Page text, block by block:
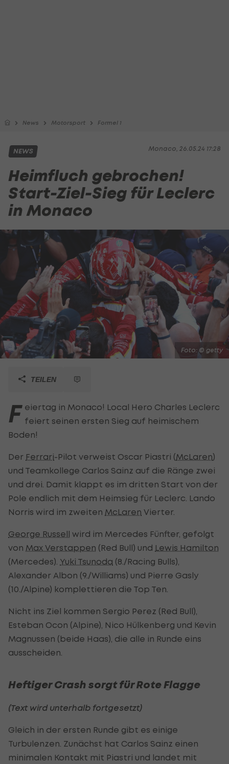
News Motorsport Formel 1
Monaco, 26.05.24 17:28
NEWS
Heimfluch gebrochen!
Start-Ziel-Sieg für Leclerc
in Monaco
Foto: © getty
TEILEN
F eiertag in Monaco! Local Hero Charles Leclerc
feiert seinen ersten Sieg auf heimischem
Boden!
Der Ferrari-Pilot verweist Oscar Piastri (McLaren)
und Teamkollege Carlos Sainz auf die Ränge zwei
und drei. Damit klappt es im dritten Start von der
Pole endlich mit dem Heimsieg für Leclerc. Lando
Norris wird im zweiten McLaren Vierter.
George Russell wird im Mercedes Fünfter, gefolgt
von Max Verstappen (Red Bull) und Lewis Hamilton
(Mercedes). Yuki Tsunoda (8./Racing Bulls),
Alexander Albon (9./Williams) und Pierre Gasly
(10./Alpine) komplettieren die Top Ten.
Nicht ins Ziel kommen Sergio Perez (Red Bull),
Esteban Ocon (Alpine), Nico Hülkenberg und Kevin
Magnussen (beide Haas), die alle in Runde eins
ausscheiden.
Heftiger Crash sorgt für Rote Flagge
(Text wird unterhalb fortgesetzt)
Gleich in der ersten Runde gibt es einige
Turbulenzen. Zunächst hat Carlos Sainz einen
minimalen Kontakt mit Piastri und landet mit